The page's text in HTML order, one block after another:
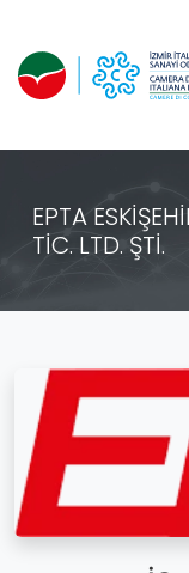
EPTA
TİC. LTD. ŞTİ.